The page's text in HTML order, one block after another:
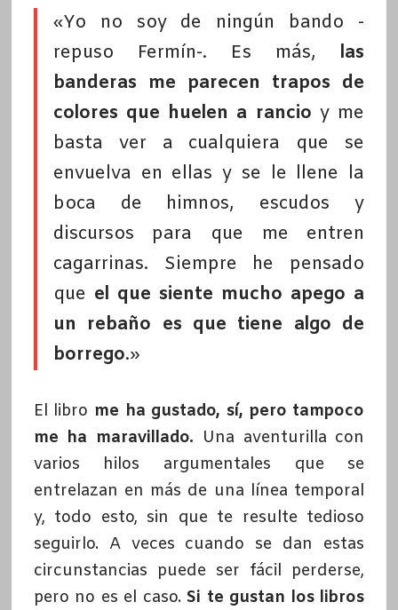
«Yo no soy de ningún bando -
repuso Fermín-. Es más, las
banderas me parecen trapos de
colores que huelen a rancio y me
basta ver a cualquiera que se
envuelva en ellas y se le llene la
boca de himnos, escudos y
discursos para que me entren
cagarrinas. Siempre he pensado
que el que siente mucho apego a
un rebaño es que tiene algo de
borrego.»
El libro me ha gustado, sí, pero tampoco
me ha maravillado. Una aventurilla con
varios hilos argumentales que se
entrelazan en más de una línea temporal
y, todo esto, sin que te resulte tedioso
seguirlo. A veces cuando se dan estas
circunstancias puede ser fácil perderse,
pero no es el caso. Si te gustan los libros